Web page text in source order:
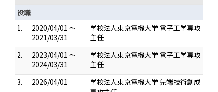
役職
1.
2020/04/01 ～
2021/03/31
学校法人東京電機大学 電子工学専攻
主任
2.
2023/04/01 ～
2024/03/31
学校法人東京電機大学 電子工学専攻
主任
3.
2026/04/01
学校法人東京電機大学 先端技術創成